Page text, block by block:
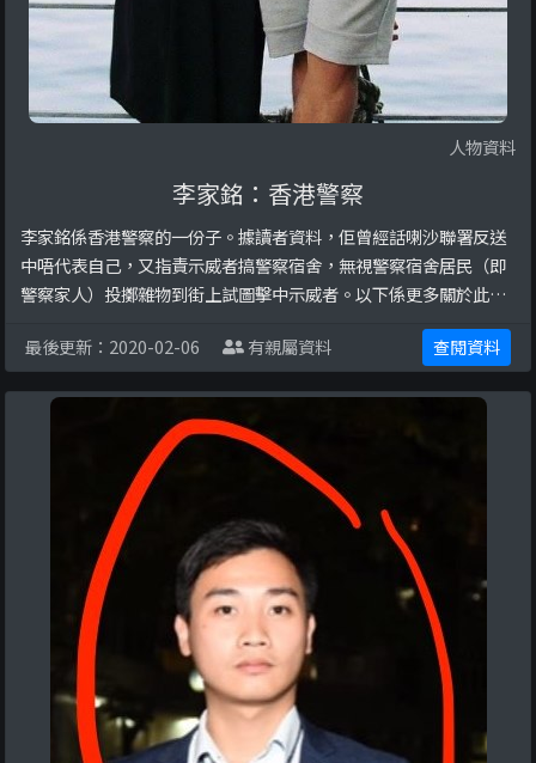
人物資料
李家銘：香港警察
李家銘係香港警察的一份子。據讀者資料，佢曾經話喇沙聯署反送
中唔代表自己，又指責示威者搞警察宿舍，無視警察宿舍居民（即
警察家人）投擲雜物到街上試圖擊中示威者。以下係更多關於此人
最後更新：2020-02-06
有親屬資料 查閱資料